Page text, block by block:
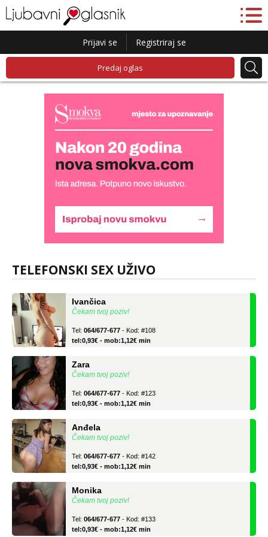
Prijavi se Registriraj se
Predaj oglas
TELEFONSKI SEX UŽIVO
tel:0,93€ - mob:1,12€ min
Čekam tvoj poziv!
tel:0,93€ - mob:1,12€ min
Čekam tvoj poziv!
tel:0,93€ - mob:1,12€ min
Čekam tvoj poziv!
tel:0,93€ - mob:1,12€ min
Čekam tvoj poziv!
tel:0,93€ - mob:1,12€ min